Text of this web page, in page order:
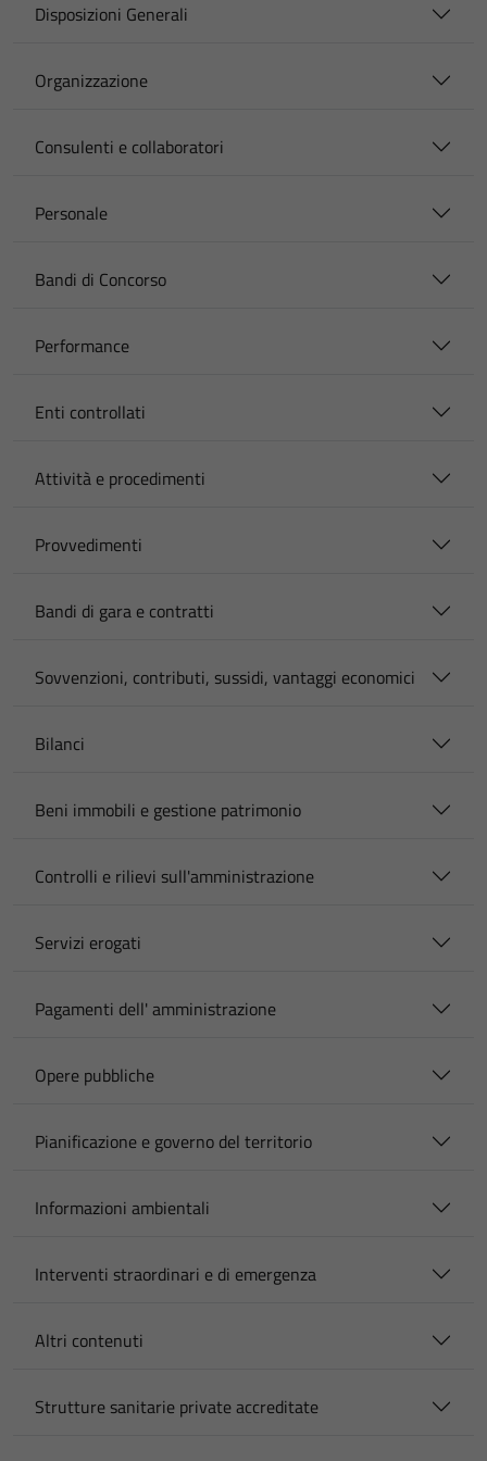
Disposizioni Generali
Organizzazione
Consulenti e collaboratori
Personale
Bandi di Concorso
Performance
Enti controllati
Attività e procedimenti
Provvedimenti
Bandi di gara e contratti
Sovvenzioni, contributi, sussidi, vantaggi economici
Bilanci
Beni immobili e gestione patrimonio
Controlli e rilievi sull'amministrazione
Servizi erogati
Pagamenti dell' amministrazione
Opere pubbliche
Pianificazione e governo del territorio
Informazioni ambientali
Interventi straordinari e di emergenza
Altri contenuti
Strutture sanitarie private accreditate